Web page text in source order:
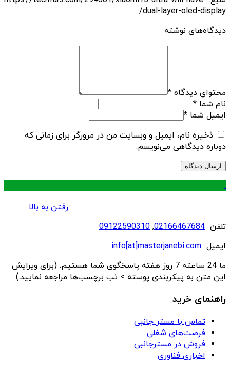
dual-layer-oled-display/
دیدگاه‌های نوشته
محتوای دیدگاه *
نام شما *
ایمیل شما *
ذخیره نام، ایمیل و وبسایت من در مرورگر برای زمانی که
دوباره دیدگاهی می‌نویسم.
.
رفتن به بالا
تلفن 02166467684
,
09122590310
ایمیل info[at]masterjanebi.com
ما 24 ساعته 7 روز هفته پاسخگوی شما هستیم. (برای ویرایش
این متن به پیکربندی پوسته > تب برچسب‌ها مراجعه نمایید.)
راهنمای خرید
تماس با مستر جانبی
فرصت‌های شغلی
فروش در مسترجانبی
اخباری فناوری